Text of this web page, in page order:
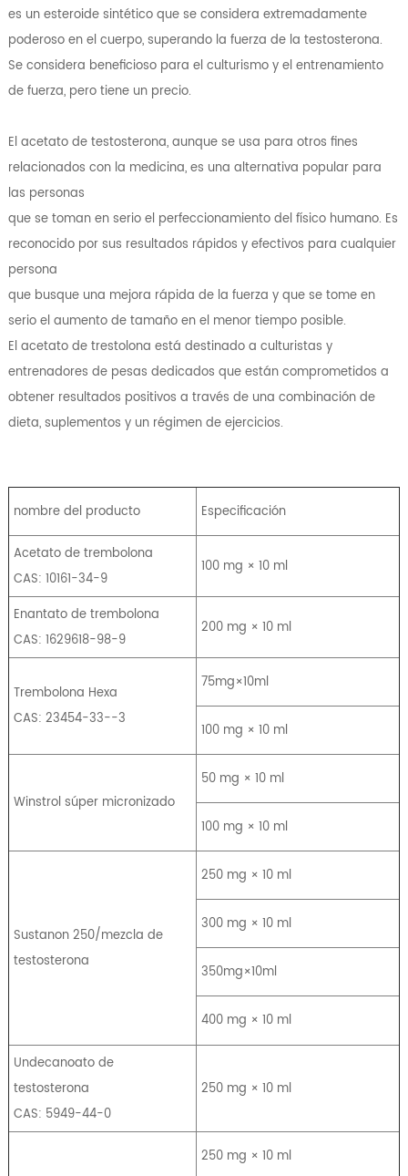
es un esteroide sintético que se considera extremadamente
poderoso en el cuerpo, superando la fuerza de la testosterona.
Se considera beneficioso para el culturismo y el entrenamiento
de fuerza, pero tiene un precio.
El acetato de testosterona, aunque se usa para otros fines
relacionados con la medicina, es una alternativa popular para
las personas
que se toman en serio el perfeccionamiento del físico humano. Es
reconocido por sus resultados rápidos y efectivos para cualquier
persona
que busque una mejora rápida de la fuerza y ​​que se tome en
serio el aumento de tamaño en el menor tiempo posible.
El acetato de trestolona está destinado a culturistas y
entrenadores de pesas dedicados que están comprometidos a
obtener resultados positivos a través de una combinación de
dieta, suplementos y un régimen de ejercicios.
nombre del producto Especificación
Acetato de trembolona
CAS: 10161-34-9
100 mg × 10 ml
Enantato de trembolona
CAS: 1629618-98-9
200 mg × 10 ml
Trembolona Hexa
CAS: 23454-33--3
75mg×10ml
100 mg × 10 ml
Winstrol súper micronizado
50 mg × 10 ml
100 mg × 10 ml
Sustanon 250/mezcla de
testosterona
250 mg × 10 ml
300 mg × 10 ml
350mg×10ml
400 mg × 10 ml
Undecanoato de
testosterona
CAS: 5949-44-0
250 mg × 10 ml
250 mg × 10 ml